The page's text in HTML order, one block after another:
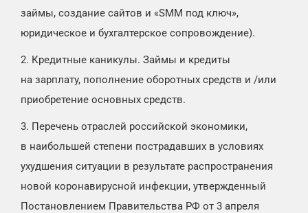
займы, создание сайтов и «SMM под ключ»,
юридическое и бухгалтерское сопровождение).
2. Кредитные каникулы. Займы и кредиты
на зарплату, пополнение оборотных средств и /или
приобретение основных средств.
3. Перечень отраслей российской экономики,
в наибольшей степени пострадавших в условиях
ухудшения ситуации в результате распространения
новой коронавирусной инфекции, утвержденный
Постановлением Правительства РФ от 3 апреля